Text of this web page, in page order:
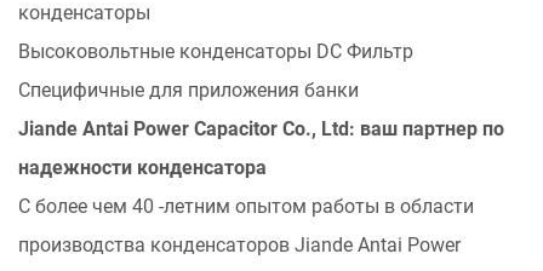
конденсаторы
Высоковольтные конденсаторы DC Фильтр
Специфичные для приложения банки
Jiande Antai Power Capacitor Co., Ltd: ваш партнер по
надежности конденсатора
С более чем 40 -летним опытом работы в области
производства конденсаторов Jiande Antai Power